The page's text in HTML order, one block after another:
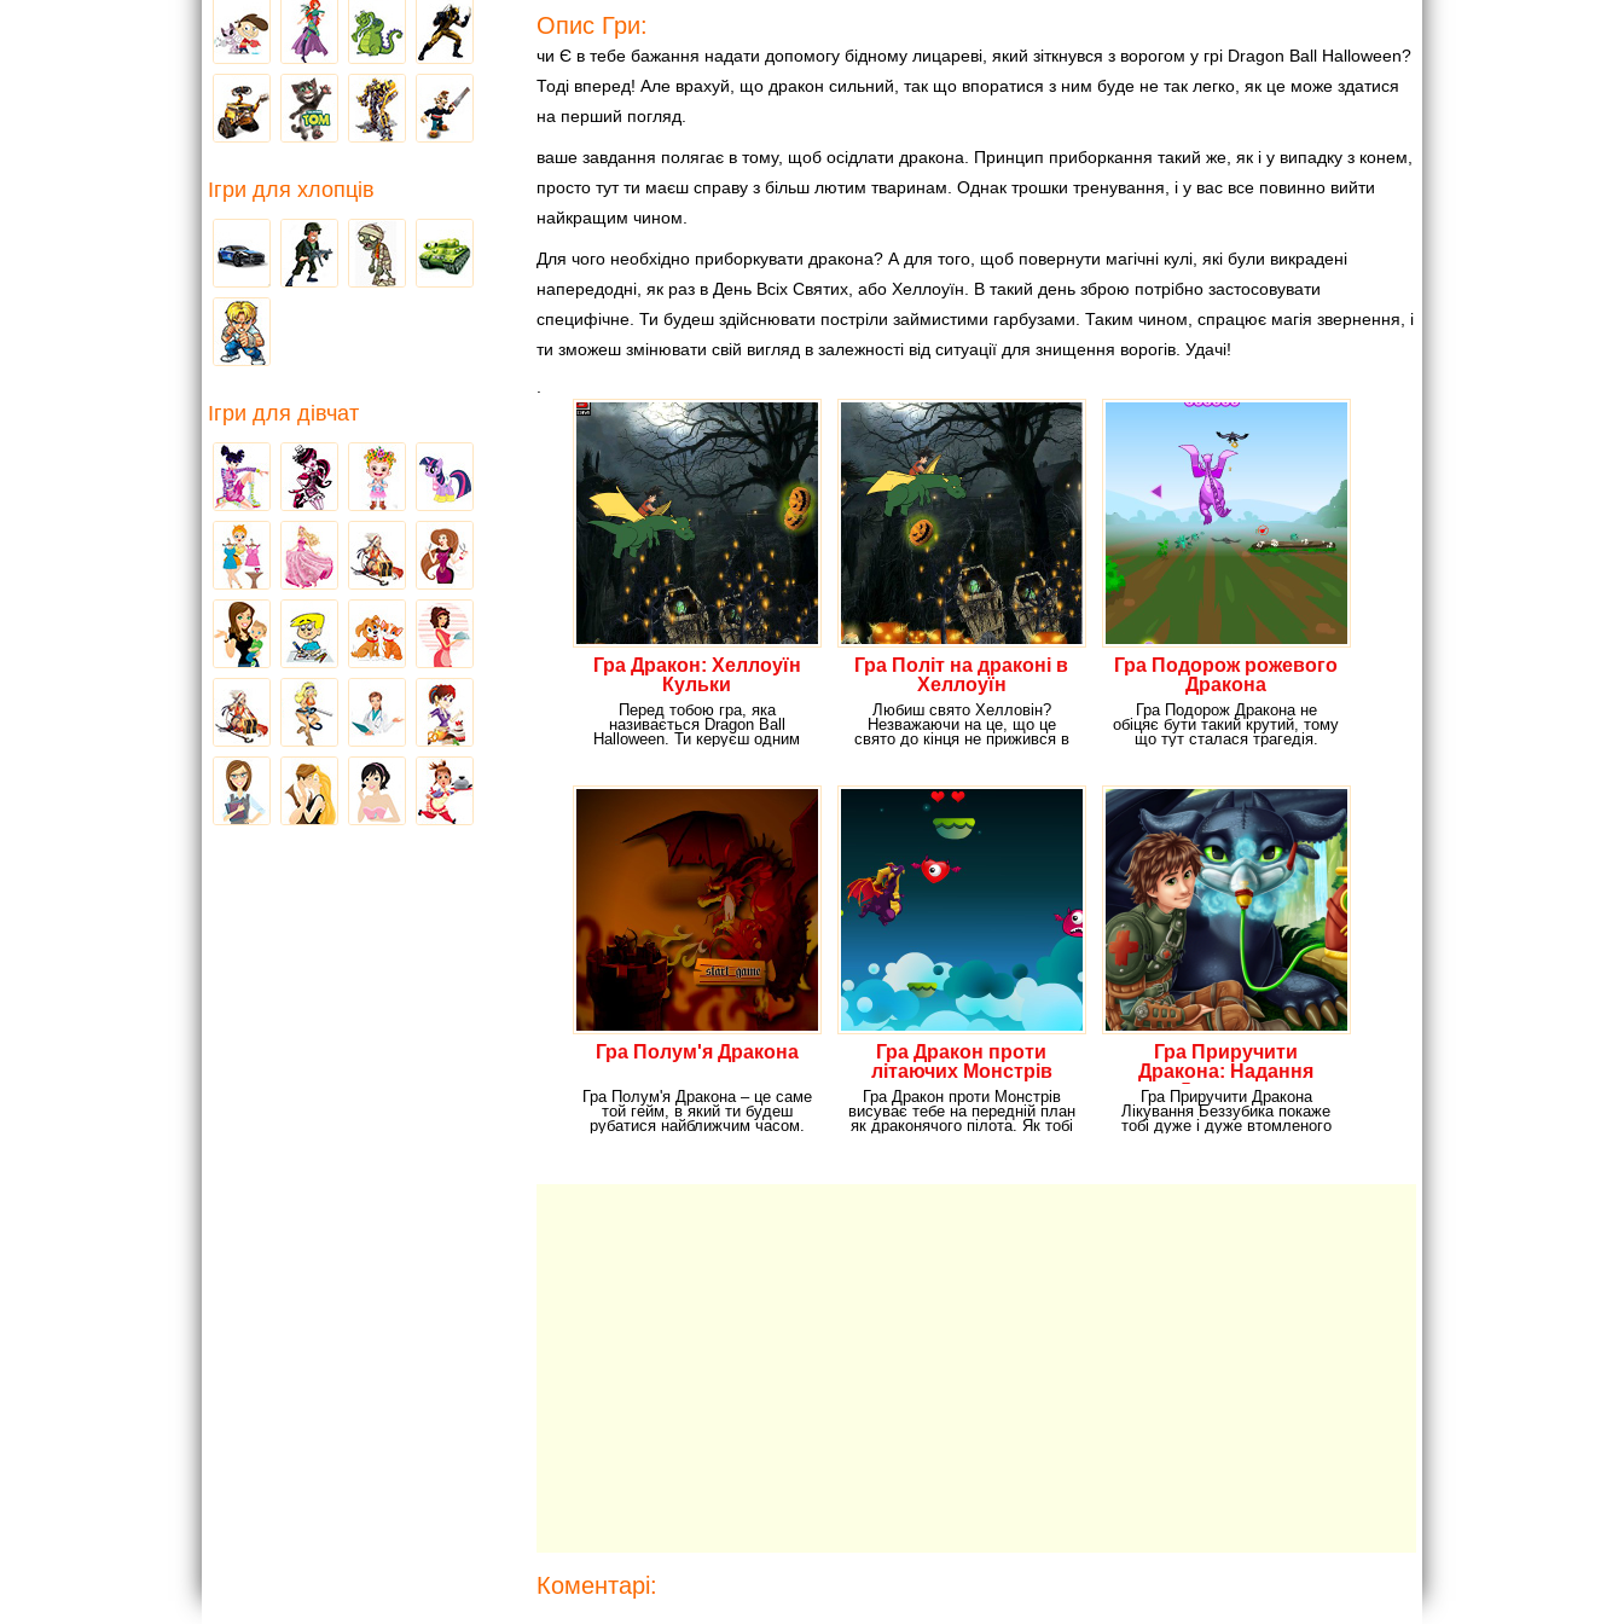
Опис Гри:
чи Є в тебе бажання надати допомогу бідному лицареві, який зіткнувся з ворогом у грі Dragon Ball Halloween?
Тоді вперед! Але врахуй, що дракон сильний, так що впоратися з ним буде не так легко, як це може здатися
на перший погляд.
ваше завдання полягає в тому, щоб осідлати дракона. Принцип приборкання такий же, як і у випадку з конем,
просто тут ти маєш справу з більш лютим тваринам. Однак трошки тренування, і у вас все повинно вийти
найкращим чином.
Для чого необхідно приборкувати дракона? А для того, щоб повернути магічні кулі, які були викрадені
напередодні, як раз в День Всіх Святих, або Хеллоуїн. В такий день зброю потрібно застосовувати
специфічне. Ти будеш здійснювати постріли займистими гарбузами. Таким чином, спрацює магія звернення, і
ти зможеш змінювати свій вигляд в залежності від ситуації для знищення ворогів. Удачі!
Гра Дракон: Хеллоуїн
Кульки
Перед тобою гра, яка
називається Dragon Ball
Halloween. Ти керуєш одним
Гра Політ на драконі в
Хеллоуїн
Любиш свято Хелловін?
Незважаючи на це, що це
свято до кінця не прижився в
Гра Подорож рожевого
Дракона
Гра Подорож Дракона не
обіцяє бути такий крутий, тому
що тут сталася трагедія.
Гра Полум'я Дракона
Гра Полум'я Дракона – це саме
той гейм, в який ти будеш
рубатися найближчим часом.
Гра Дракон проти
літаючих Монстрів
Гра Дракон проти Монстрів
висуває тебе на передній план
як драконячого пілота. Як тобі
Гра Приручити
Дракона: Надання
Допомоги
Гра Приручити Дракона
Лікування Беззубика покаже
тобі дуже і дуже втомленого
Коментарі:
Ігри для хлопців
Ігри для дівчат